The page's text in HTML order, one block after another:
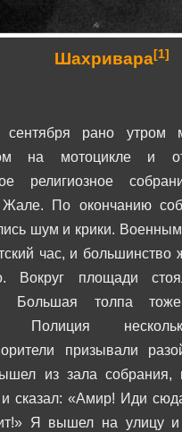
Шахривара[1]
сентября рано утром
на мотоцикле и
религиозное
Жале.
По окончанию
шум и крики.
час, и большинство
Вокруг площади
Большая толпа
Полиция
призывали
из зала собрания,
и сказал: «Амир! Иди
Я вышел на улицу и